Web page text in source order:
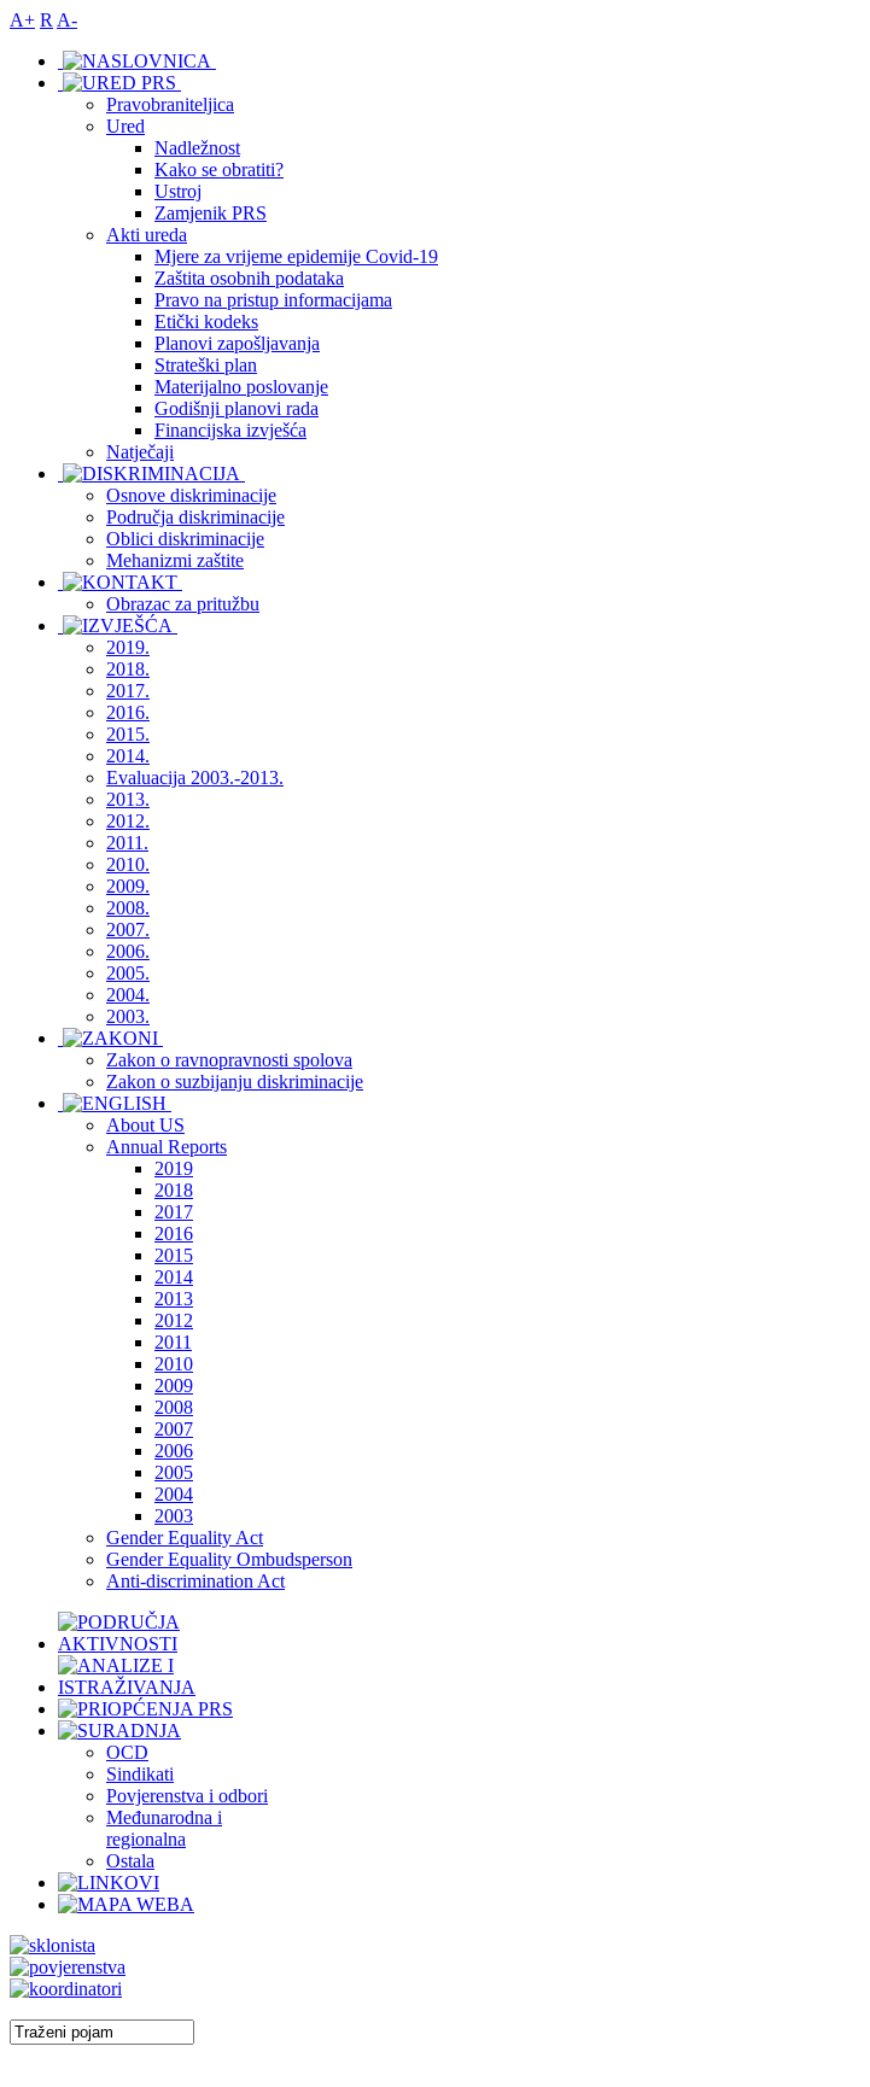
A+ R A-
Pravobraniteljica
Ured
Nadležnost
Kako se obratiti?
Ustroj
Zamjenik PRS
Akti ureda
Mjere za vrijeme epidemije Covid-19
Zaštita osobnih podataka
Pravo na pristup informacijama
Etički kodeks
Planovi zapošljavanja
Strateški plan
Materijalno poslovanje
Godišnji planovi rada
Financijska izvješća
Natječaji
Osnove diskriminacije
Područja diskriminacije
Oblici diskriminacije
Mehanizmi zaštite
Obrazac za pritužbu
2019.
2018.
2017.
2016.
2015.
2014.
Evaluacija 2003.-2013.
2013.
2012.
2011.
2010.
2009.
2008.
2007.
2006.
2005.
2004.
2003.
Zakon o ravnopravnosti spolova
Zakon o suzbijanju diskriminacije
About US
Annual Reports
2019
2018
2017
2016
2015
2014
2013
2012
2011
2010
2009
2008
2007
2006
2005
2004
2003
Gender Equality Act
Gender Equality Ombudsperson
Anti-discrimination Act
OCD
Sindikati
Povjerenstva i odbori
Međunarodna i
regionalna
Ostala